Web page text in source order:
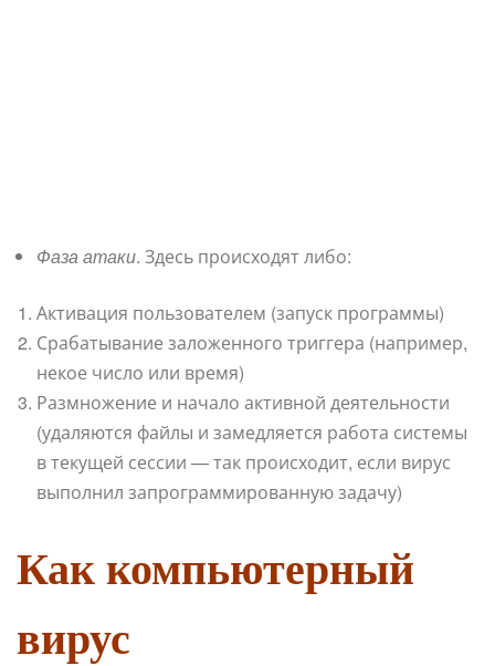
Фаза атаки. Здесь происходят либо:
Активация пользователем (запуск программы)
Срабатывание заложенного триггера (например,
некое число или время)
Размножение и начало активной деятельности
(удаляются файлы и замедляется работа системы
в текущей сессии — так происходит, если вирус
выполнил запрограммированную задачу)
Как компьютерный
вирус